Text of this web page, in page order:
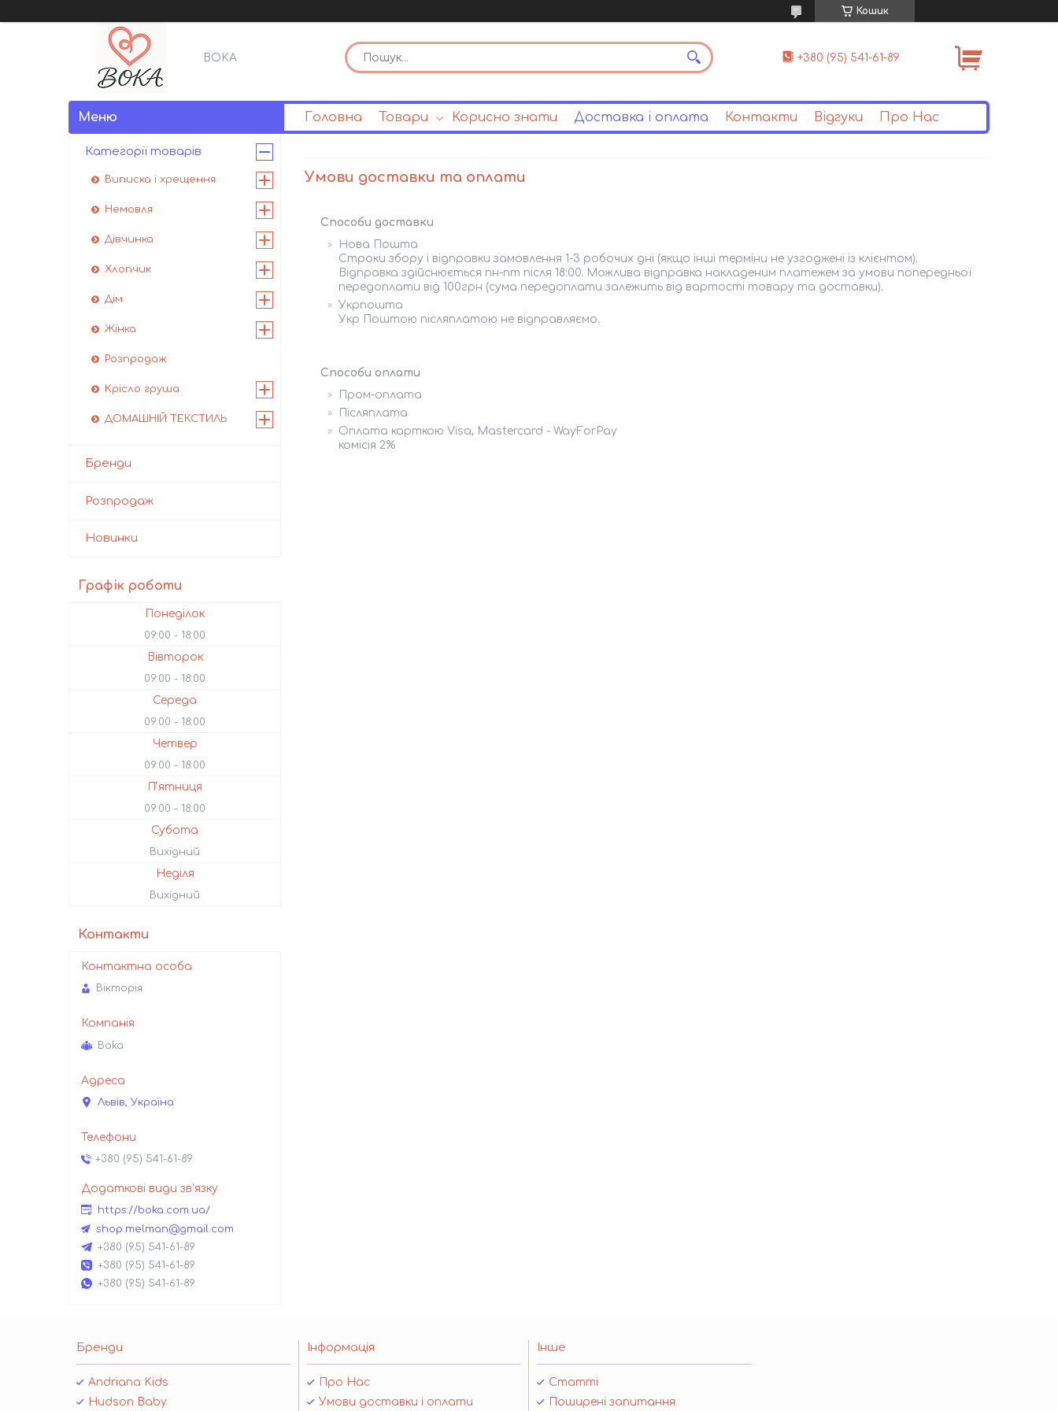
Кошик
BOKA +380 (95) 541-61-89
Головна Товари Корисно знати Доставка і оплата Контакти Відгуки Про Нас
Умови доставки та оплати
Способи доставки
Нова Пошта
Строки збору і відправки замовлення 1-3 робочих дні (якщо інші терміни не узгоджені із клієнтом).
Відправка здійснюється пн-пт після 18:00. Можлива відправка накладеним платежем за умови попередньої
передоплати від 100грн (сума передоплати залежить від вартості товару та доставки).
Укрпошта
Укр Поштою післяплатою не відправляємо.
Способи оплати
Пром-оплата
Післяплата
Оплата карткою Visa, Mastercard - WayForPay
комісія 2%
Категорії товарів
Виписка і хрещення
Немовля
Дівчинка
Хлопчик
Дім
Жінка
Розпродаж
Крісло груша
ДОМАШНІЙ ТЕКСТИЛЬ
Бренди
Розпродаж
Новинки
Графік роботи
Понеділок
09:00 18:00
Вівторок
09:00 18:00
Середа
09:00 18:00
Четвер
09:00 18:00
Пʼятниця
09:00 18:00
Субота
Вихідний
Неділя
Вихідний
Контакти
Вікторія
Boka
Львів, Україна
+380 (95) 541-61-89
https://boka.com.ua/
shop.melman@gmail.com
+380 (95) 541-61-89
+380 (95) 541-61-89
+380 (95) 541-61-89
Бренди
Andriana Kids
Hudson Baby
Інформація
Про Нас
Умови доставки і оплати
Інше
Статті
Поширені запитання